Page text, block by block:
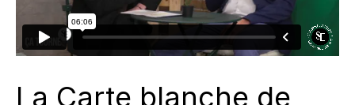
La Carte blanche de